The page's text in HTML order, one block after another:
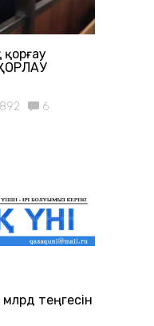
6
млрд теңгесін